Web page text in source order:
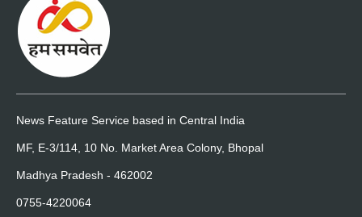
News Feature Service based in Central India
MF, E-3/114, 10 No. Market Area Colony, Bhopal
Madhya Pradesh - 462002
0755-4220064